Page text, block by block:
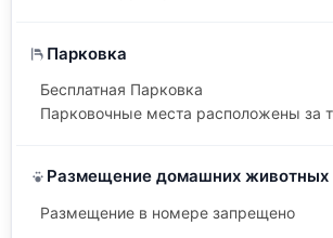
Парковка
Бесплатная Парковка
Парковочные места расположены за
Размещение домашних животных
Размещение в номере запрещено